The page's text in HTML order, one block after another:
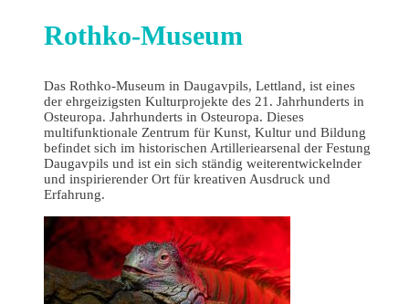
Rothko-Museum
Das Rothko-Museum in Daugavpils, Lettland, ist eines
der ehrgeizigsten Kulturprojekte des 21. Jahrhunderts in
Osteuropa. Jahrhunderts in Osteuropa. Dieses
multifunktionale Zentrum für Kunst, Kultur und Bildung
befindet sich im historischen Artilleriearsenal der Festung
Daugavpils und ist ein sich ständig weiterentwickelnder
und inspirierender Ort für kreativen Ausdruck und
Erfahrung.